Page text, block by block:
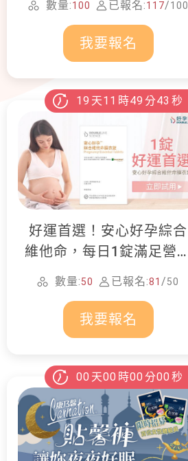
畫！
數量:100 已報名:117/100
我要報名
19 天11 時49 分41 秒
好運首選！安心好孕綜合
維他命，每日1錠滿足營養
所需
數量:50 已報名:81 /50
我要報名
00 天00 時00 分00 秒